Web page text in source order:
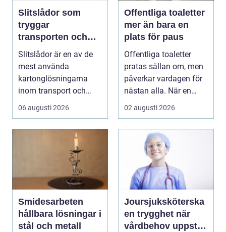
Slitslådor som
tryggar
transporten och
stärker varumärket
Slitslådor är en av de
mest använda
kartonglösningarna
inom transport och
06 augusti 2026
Offentliga toaletter
mer än bara en
plats för paus
Offentliga toaletter
pratas sällan om, men
påverkar vardagen för
nästan alla. När en
stad, park elle...
02 augusti 2026
Smidesarbeten
hållbara lösningar i
stål och metall
Joursjuksköterska
en trygghet när
vårdbehov uppstår